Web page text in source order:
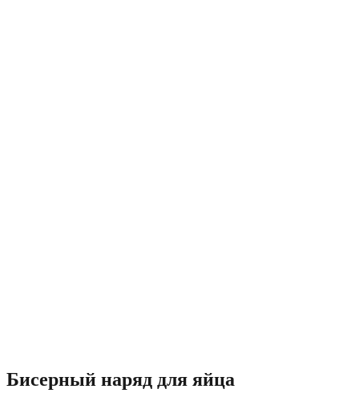
Бисерный наряд для яйца